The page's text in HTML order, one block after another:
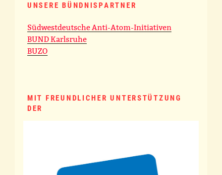
UNSERE BÜNDNISPARTNER
Südwestdeutsche Anti-Atom-Initiativen
BUND Karlsruhe
BUZO
MIT FREUNDLICHER UNTERSTÜTZUNG
DER